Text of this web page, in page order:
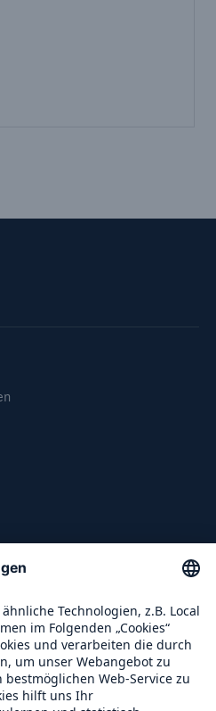
und Risiken des
Versicherungslösung
für Photovoltaik-
und deren
Mitgliedern Absicherung
Erneuerbare Energien
stark wachsendes
von Windsor Health